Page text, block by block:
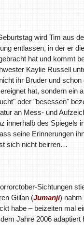
wird Tim aus
entlassen, in der er die
hat und kommt
Kaylie Russell
ihr Bruder und
hat, sondern ein
oder "besessen"
an Mess- und
innerhalb des Spiegels
seine Erinnerungen
sich nicht beirren…
Sichtungen
Gillan (Jumanji) nahm
habe – beizeiten mal
Jahre 2006